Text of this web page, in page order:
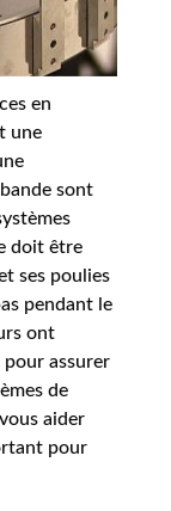
en
une
sont
doit être
ses poulies
pendant le
ont
pour assurer
de
aider
pour